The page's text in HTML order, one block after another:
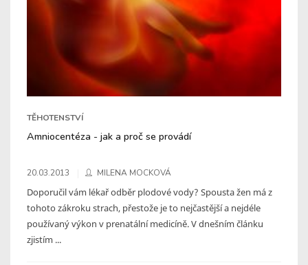
TĚHOTENSTVÍ
Amniocentéza - jak a proč se provádí
20.03.2013 MILENA MOCKOVÁ
Doporučil vám lékař odběr plodové vody? Spousta žen má z
tohoto zákroku strach, přestože je to nejčastější a nejdéle
používaný výkon v prenatální medicíně. V dnešním článku
zjistím ...